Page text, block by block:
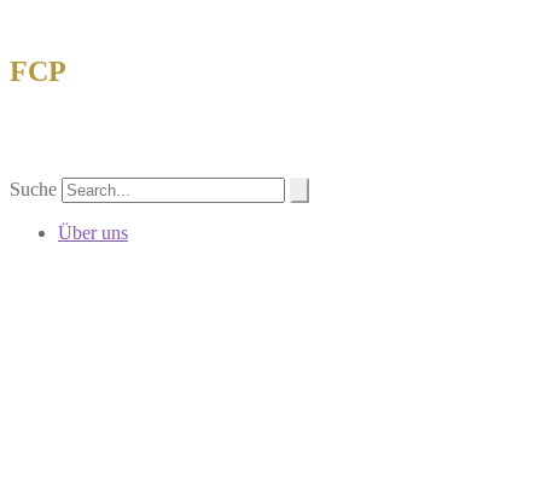
FCP
Suche
Über uns